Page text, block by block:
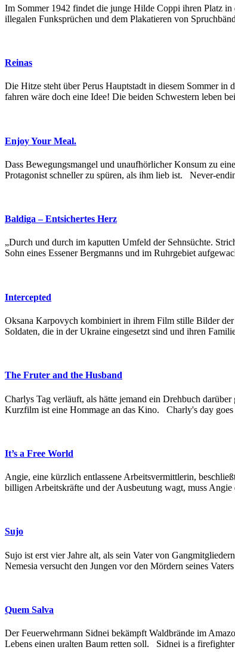
Im Sommer 1942 findet die junge Hilde Coppi ihren Platz
illegalen Funksprüchen und dem Plakatieren von
Reinas
Die Hitze steht über Perus Hauptstadt in diesem Sommer in
fahren wäre doch eine Idee! Die beiden Schwestern leben
Enjoy Your Meal.
Dass Bewegungsmangel und unaufhörlicher Konsum zu
Protagonist schneller zu spüren, als ihm lieb ist. Never-
Baldiga – Entsichertes Herz
„Durch und durch im kaputten Umfeld der Sehnsüchte.
Sohn eines Essener Bergmanns und im Ruhrgebiet
Intercepted
Oksana Karpovych kombiniert in ihrem Film stille Bilder
Soldaten, die in der Ukraine eingesetzt sind und ihren
The Fruter and the Husband
Charlys Tag verläuft, als hätte jemand ein Drehbuch
Kurzfilm ist eine Hommage an das Kino. Charly's day
It’s a Free World
Angie, eine kürzlich entlassene Arbeitsvermittlerin,
billigen Arbeitskräfte und der Ausbeutung wagt, muss
Sujo
Sujo ist erst vier Jahre alt, als sein Vater von
Nemesia versucht den Jungen vor den Mördern seines
Quem Salva
Der Feuerwehrmann Sidnei bekämpft Waldbrände im
Lebens einen uralten Baum retten soll. Sidnei is a